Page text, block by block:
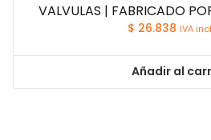
VALVULAS | FABRICADO
$ 26.838 IVA
Añadir al